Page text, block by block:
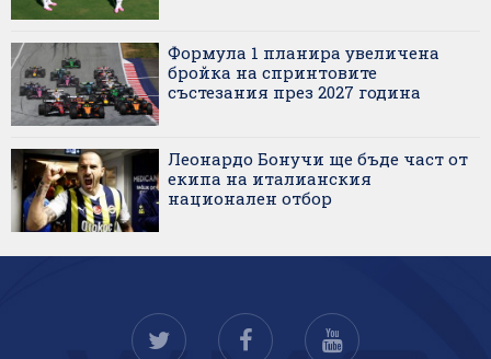
Формула 1 планира увеличена
бройка на спринтовите
състезания през 2027 година
Леонардо Бонучи ще бъде част от
екипа на италианския
национален отбор